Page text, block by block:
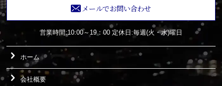
メールでお問い合わせ
営業時間:10:00～19：00 定休日:毎週(火・水)曜日
ホーム
会社概要